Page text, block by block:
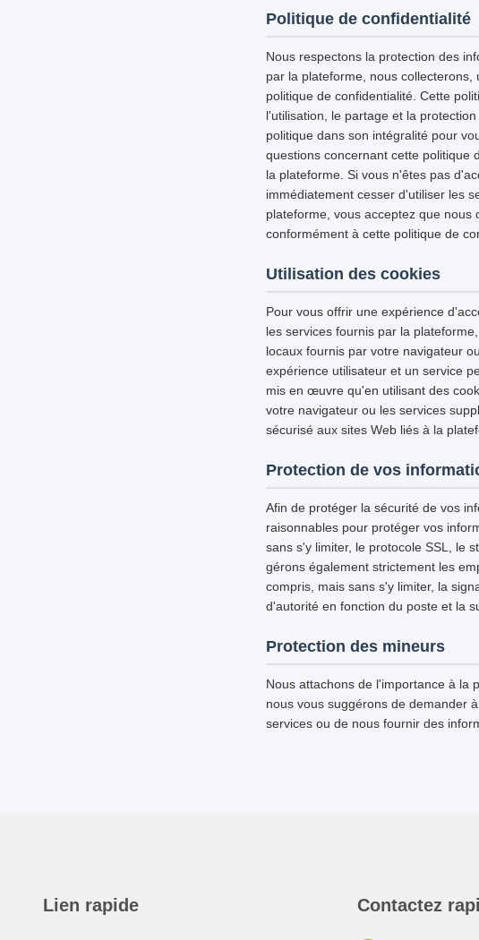
Politique de confidentialité
Nous respectons la protection des
par la plateforme, nous
politique de confidentialité. Cette
l'utilisation, le partage et la
politique dans son intégralité pour
questions concernant cette politique
la plateforme. Si vous n'êtes pas
immédiatement cesser d'utiliser les
plateforme, vous acceptez que nous
conformément à cette politique de
Utilisation des cookies
Pour vous offrir une expérience
les services fournis par la
locaux fournis par votre navigateur
expérience utilisateur et un service
mis en œuvre qu'en utilisant des
votre navigateur ou les services
sécurisé aux sites Web liés à la
Protection de vos
Afin de protéger la sécurité de vos
raisonnables pour protéger vos
sans s'y limiter, le protocole SSL, le
gérons également strictement les
compris, mais sans s'y limiter, la
d'autorité en fonction du poste et la
Protection des mineurs
Nous attachons de l'importance à la
nous vous suggérons de demander
services ou de nous fournir des
Lien rapide Contactez